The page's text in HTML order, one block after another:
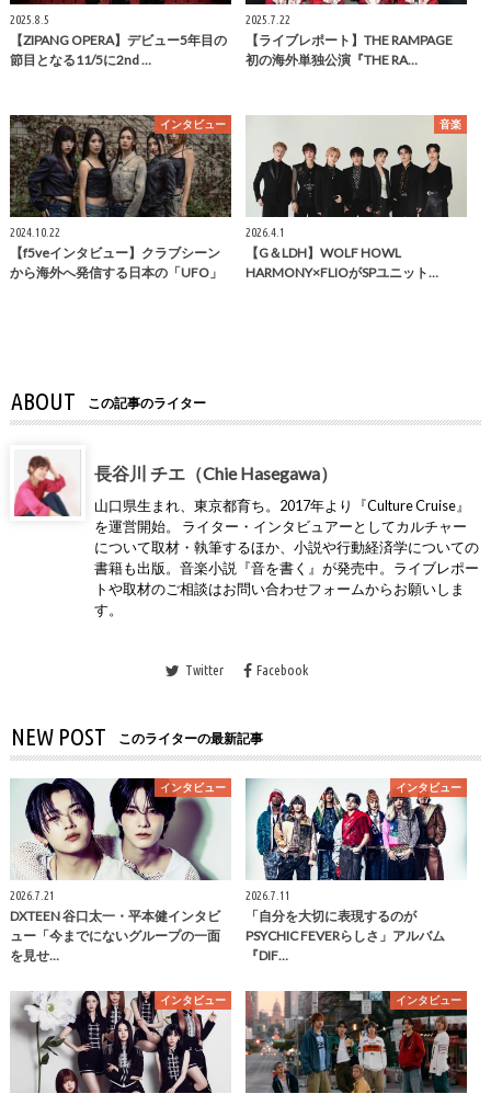
2025.8.5
【ZIPANG OPERA】デビュー5年目の
節目となる11/5に2nd …
2025.7.22
【ライブレポート】THE RAMPAGE
初の海外単独公演『THE RA…
インタビュー
2024.10.22
【f5veインタビュー】クラブシーン
から海外へ発信する日本の「UFO」
音楽
2026.4.1
【G＆LDH】WOLF HOWL
HARMONY×FLIOがSPユニット…
ABOUT この記事のライター
長谷川 チエ（Chie Hasegawa）
山口県生まれ、東京都育ち。2017年より『Culture Cruise』
を運営開始。 ライター・インタビュアーとしてカルチャー
について取材・執筆するほか、小説や行動経済学についての
書籍も出版。音楽小説『音を書く』が発売中。ライブレポー
トや取材のご相談はお問い合わせフォームからお願いしま
す。
Twitter Facebook
NEW POST このライターの最新記事
インタビュー
2026.7.21
DXTEEN 谷口太一・平本健インタビ
ュー「今までにないグループの一面
を見せ…
インタビュー
2026.7.11
「自分を大切に表現するのが
PSYCHIC FEVERらしさ」アルバム
『DIF…
インタビュー インタビュー